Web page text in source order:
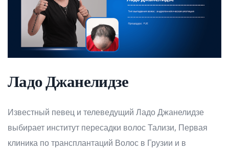
Ладо Джанелидзе
Известный певец и телеведущий Ладо Джанелидзе
выбирает институт пересадки волос Тализи, Первая
клиника по трансплантаций Волос в Грузии и в